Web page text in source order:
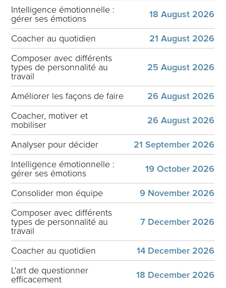
Intelligence émotionnelle :
gérer ses émotions
18 August 2026
Coacher au quotidien
21 August 2026
Composer avec différents
types de personnalité au
travail
25 August 2026
Améliorer les façons de faire
26 August 2026
Coacher, motiver et
mobiliser
26 August 2026
Analyser pour décider
21 September 2026
Intelligence émotionnelle :
gérer ses émotions
19 October 2026
Consolider mon équipe
9 November 2026
Composer avec différents
types de personnalité au
travail
7 December 2026
Coacher au quotidien
14 December 2026
L'art de questionner
efficacement
18 December 2026